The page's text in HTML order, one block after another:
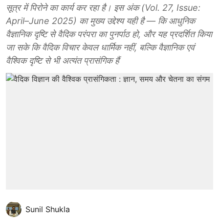
सूत्र में पिरोने का कार्य कर रहा है। इस अंक (Vol. 27, Issue:
April–June 2025) का मुख्य उद्देश्य यही है — कि आधुनिक
वैज्ञानिक दृष्टि से वैदिक परंपरा का पुनर्पाठ हो, और यह प्रदर्शित किया
जा सके कि वैदिक विचार केवल धार्मिक नहीं, बल्कि वैज्ञानिक एवं
वैश्विक दृष्टि से भी अत्यंत प्रासंगिक हैं
Sunil Shukla